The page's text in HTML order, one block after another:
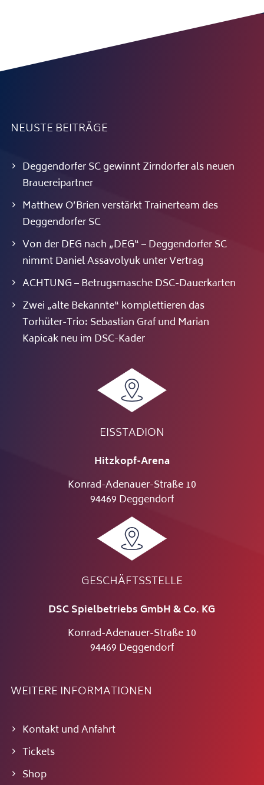
NEUSTE BEITRÄGE
Deggendorfer SC gewinnt Zirndorfer als neuen
Brauereipartner
Matthew O’Brien verstärkt Trainerteam des
Deggendorfer SC
Von der DEG nach „DEG“ – Deggendorfer SC
nimmt Daniel Assavolyuk unter Vertrag
ACHTUNG – Betrugsmasche DSC-Dauerkarten
Zwei „alte Bekannte“ komplettieren das
Torhüter-Trio: Sebastian Graf und Marian
Kapicak neu im DSC-Kader
EISSTADION
Hitzkopf-Arena
Konrad-Adenauer-Straße 10
94469 Deggendorf
GESCHÄFTSSTELLE
DSC Spielbetriebs GmbH & Co. KG
Konrad-Adenauer-Straße 10
94469 Deggendorf
WEITERE INFORMATIONEN
Kontakt und Anfahrt
Tickets
Shop